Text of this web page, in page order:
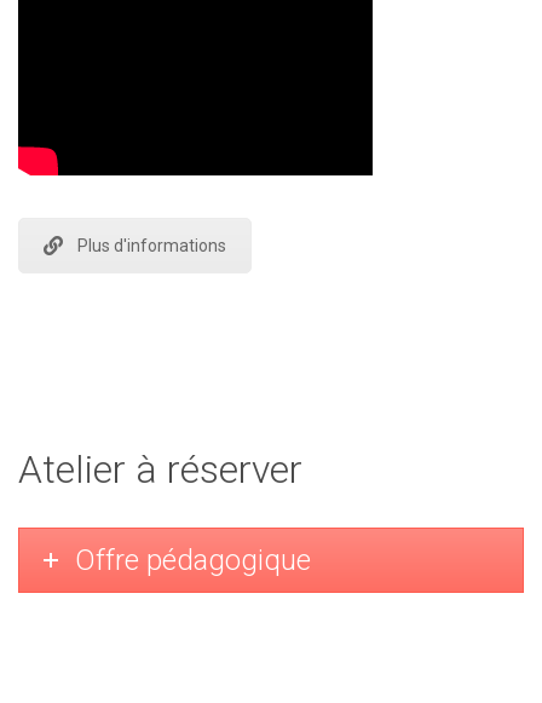
Plus d'informations
Atelier à réserver
Offre pédagogique